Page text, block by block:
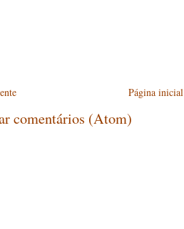
Página inicial
comentários (Atom)